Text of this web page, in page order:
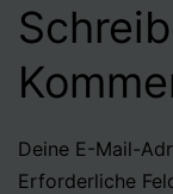
Deine E-Mail-
Erforderliche